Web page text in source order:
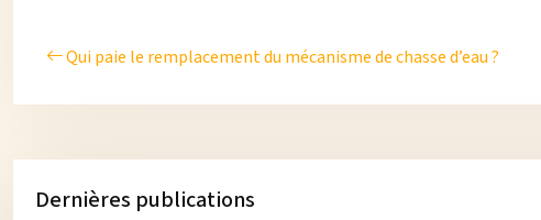
Qui paie le remplacement du mécanisme de chasse d’eau ?
Dernières publications